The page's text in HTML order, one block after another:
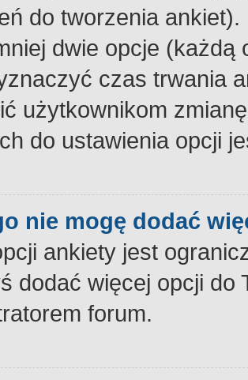
do tworzenia
dwie opcje
czas trwania
użytkownikom
do ustawienia opcji
nie mogę dodać
ankiety jest
dodać więcej opcji
forum.